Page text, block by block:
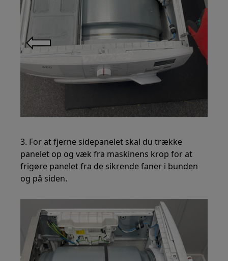
3. For at fjerne sidepanelet skal du trække
panelet op og væk fra maskinens krop for at
frigøre panelet fra de sikrende faner i bunden
og på siden.